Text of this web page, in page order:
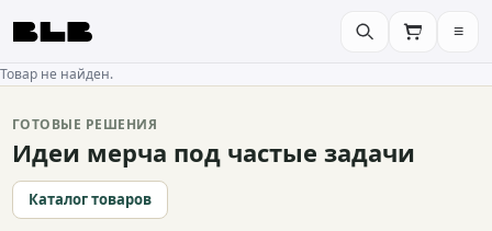
BLB ≡
Товар не найден.
ГОТОВЫЕ РЕШЕНИЯ
Идеи мерча под частые задачи
Каталог товаров